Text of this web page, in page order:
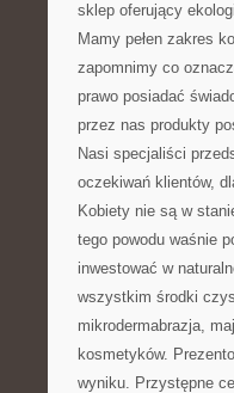
sklep oferujący
Mamy pełen zakres
zapomnimy co
prawo posiadać
przez nas produkty
Nasi specjaliści
oczekiwań klientów,
Kobiety nie są w
tego powodu waśnie
inwestować w
wszystkim środki
mikrodermabrazja,
kosmetyków.
wyniku. Przystępne